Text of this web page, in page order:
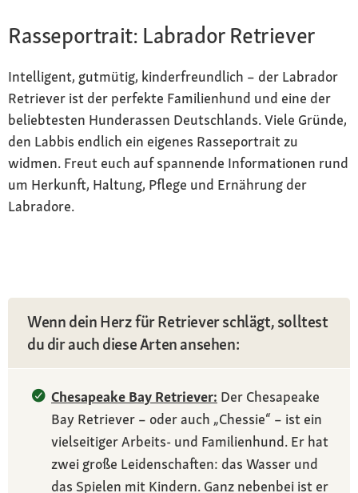
Übergewicht, Epilepsie
Rasseportrait: Labrador Retriever
Intelligent, gutmütig, kinderfreundlich – der Labrador
Retriever ist der perfekte Familienhund und eine der
beliebtesten Hunderassen Deutschlands. Viele Gründe,
den Labbis endlich ein eigenes Rasseportrait zu
widmen. Freut euch auf spannende Informationen rund
um Herkunft, Haltung, Pflege und Ernährung der
Labradore.
Wenn dein Herz für Retriever schlägt, solltest
du dir auch diese Arten ansehen:
Chesapeake Bay Retriever: Der Chesapeake
Bay Retriever – oder auch „Chessie“ – ist ein
vielseitiger Arbeits- und Familienhund. Er hat
zwei große Leidenschaften: das Wasser und
das Spielen mit Kindern. Ganz nebenbei ist er